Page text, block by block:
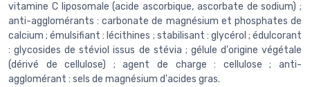
vitamine C liposomale (acide ascorbique, ascorbate de sodium) ;
anti-agglomérants : carbonate de magnésium et phosphates de
calcium ; émulsifiant : lécithines ; stabilisant : glycérol ; édulcorant
: glycosides de stéviol issus de stévia ; gélule d'origine végétale
(dérivé de cellulose) ; agent de charge : cellulose ; anti-
agglomérant : sels de magnésium d'acides gras.